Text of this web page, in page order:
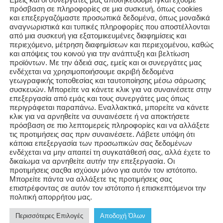
GET BACK TO YOU WITHIN FIVE
Thank You!
Stay in touch through our social media
If urgent please call us at+30 6947930443
πρόσβαση σε πληροφορίες σε μια συσκευή, όπως cookies
και επεξεργαζόμαστε προσωπικά δεδομένα, όπως μοναδικά
αναγνωριστικά και τυπικές πληροφορίες που αποστέλλονται
από μια συσκευή για εξατομικευμένες διαφημίσεις και
περιεχόμενο, μέτρηση διαφημίσεων και περιεχομένου, καθώς
και απόψεις του κοινού για την ανάπτυξη και βελτίωση
προϊόντων. Με την άδειά σας, εμείς και οι συνεργάτες μας
ενδέχεται να χρησιμοποιήσουμε ακριβή δεδομένα
γεωγραφικής τοποθεσίας και ταυτοποίησης μέσω σάρωσης
συσκευών. Μπορείτε να κάνετε κλικ για να συναινέσετε στην
επεξεργασία από εμάς και τους συνεργάτες μας όπως
περιγράφεται παραπάνω. Εναλλακτικά, μπορείτε να κάνετε
κλικ για να αρνηθείτε να συναινέσετε ή να αποκτήσετε
πρόσβαση σε πιο λεπτομερείς πληροφορίες και να αλλάξετε
τις προτιμήσεις σας πριν συναινέσετε. Λάβετε υπόψη ότι
κάποια επεξεργασία των προσωπικών σας δεδομένων
ενδέχεται να μην απαιτεί τη συγκατάθεσή σας, αλλά έχετε το
δικαίωμα να αρνηθείτε αυτήν την επεξεργασία. Οι
προτιμήσεις σαςθα ισχύουν μόνο για αυτόν τον ιστότοπο.
Μπορείτε πάντα να αλλάξετε τις προτιμήσεις σας
επιστρέφοντας σε αυτόν τον ιστότοπο ή επισκεπτόμενοι την
πολιτική απορρήτου μας.
Περισσότερες Επιλογές Αποδοχή Όλων